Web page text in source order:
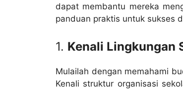
dapat membantu mereka
panduan praktis untuk sukses
1. Kenali Lingkungan
Mulailah dengan memahami
Kenali struktur organisasi